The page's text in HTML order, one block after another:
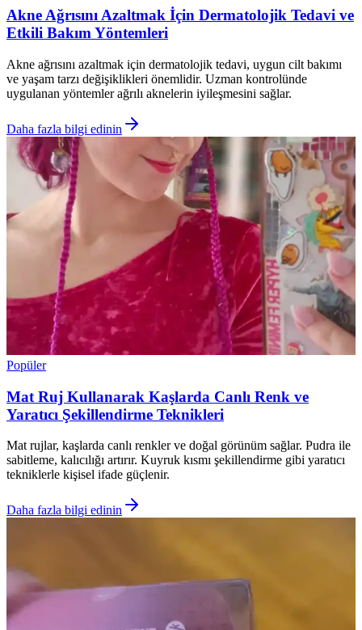
Akne Ağrısını Azaltmak İçin Dermatolojik Tedavi ve
Etkili Bakım Yöntemleri
Akne ağrısını azaltmak için dermatolojik tedavi, uygun cilt bakımı
ve yaşam tarzı değişiklikleri önemlidir. Uzman kontrolünde
uygulanan yöntemler ağrılı aknelerin iyileşmesini sağlar.
Daha fazla bilgi edinin
Popüler
Mat Ruj Kullanarak Kaşlarda Canlı Renk ve
Yaratıcı Şekillendirme Teknikleri
Mat rujlar, kaşlarda canlı renkler ve doğal görünüm sağlar. Pudra ile
sabitleme, kalıcılığı artırır. Kuyruk kısmı şekillendirme gibi yaratıcı
tekniklerle kişisel ifade güçlenir.
Daha fazla bilgi edinin